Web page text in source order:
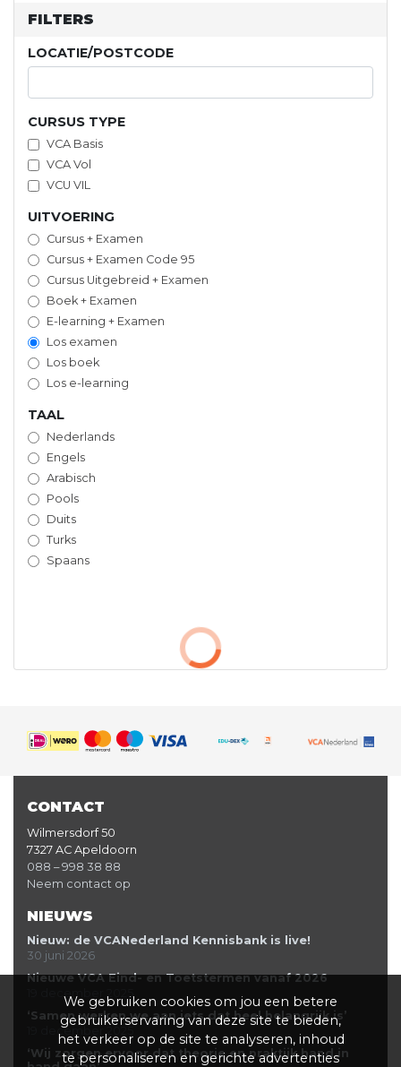
FILTERS
LOCATIE/POSTCODE
CURSUS TYPE
VCA Basis
VCA Vol
VCU VIL
UITVOERING
Cursus + Examen
Cursus + Examen Code 95
Cursus Uitgebreid + Examen
Boek + Examen
E-learning + Examen
Los examen
Los boek
Los e-learning
TAAL
Nederlands
Engels
Arabisch
Pools
Duits
Turks
Spaans
CONTACT
Wilmersdorf 50
7327 AC Apeldoorn
088 – 998 38 88
Neem contact op
NIEUWS
Nieuw: de VCANederland Kennisbank is live!
30 juni 2026
Nieuwe VCA Eind- en Toetstermen vanaf 2026
19 december 2025
‘Samen werken we aan iets dat heel belangrijk is’
19 december 2025
‘Wij zorgen ervoor dat theorie en praktijk hand in
We gebruiken cookies om jou een betere
gebruikerservaring van deze site te bieden,
het verkeer op de site te analyseren, inhoud
te personaliseren en gerichte advertenties